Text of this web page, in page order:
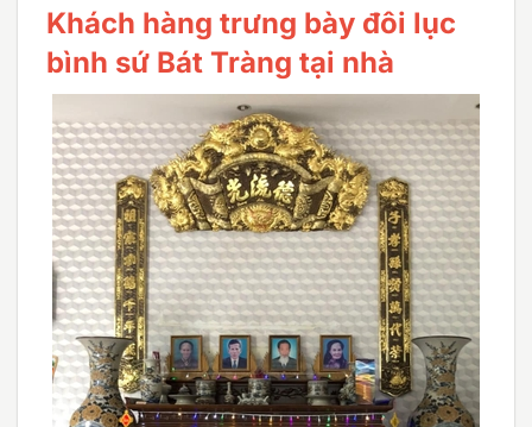
Khách hàng trưng bày đôi lục
bình sứ Bát Tràng tại nhà